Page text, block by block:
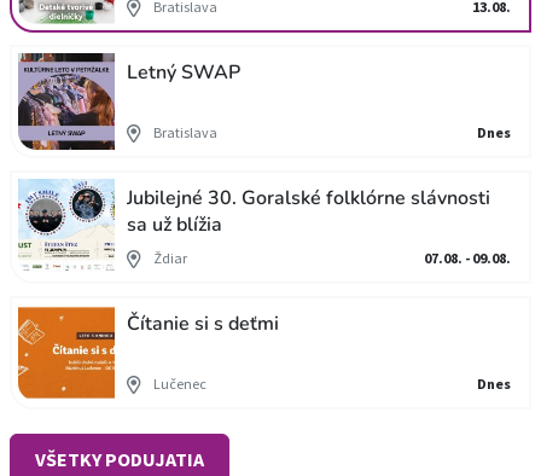
Bratislava 13.08.
Letný SWAP
Bratislava Dnes
Jubilejné 30. Goralské folklórne slávnosti
sa už blížia
Ždiar 07.08. - 09.08.
Čítanie si s deťmi
Lučenec Dnes
VŠETKY PODUJATIA